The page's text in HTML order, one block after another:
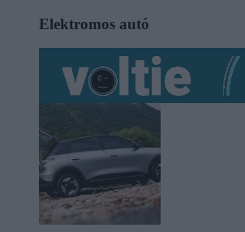
Elektromos autó